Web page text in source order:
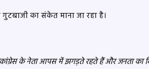
का संकेत माना जा रहा है।
के नेता आपस में झगड़ते रहते हैं और जनता